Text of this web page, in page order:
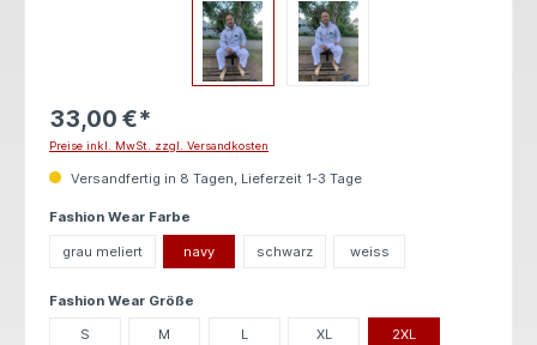
33,00 €*
Preise inkl. MwSt. zzgl. Versandkosten
Versandfertig in 8 Tagen, Lieferzeit 1-3 Tage
Fashion Wear Farbe
grau meliert navy schwarz weiss
Fashion Wear Größe
S M L XL 2XL